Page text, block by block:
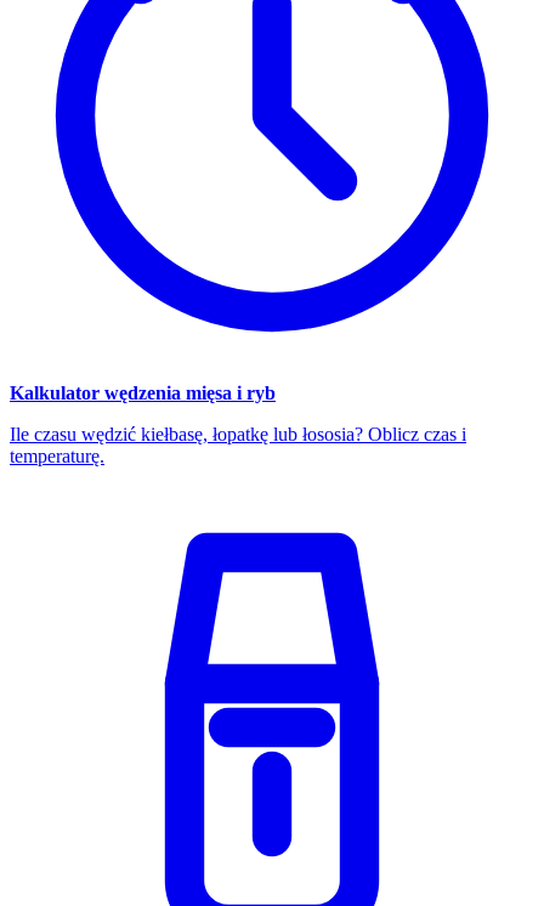
Kalkulator wędzenia mięsa i ryb
Ile czasu wędzić kiełbasę, łopatkę lub łososia? Oblicz czas i
temperaturę.